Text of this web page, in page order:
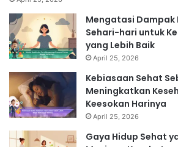
Mengatasi Dampak
Sehari-hari untuk
yang Lebih Baik
April 25, 2026
Kebiasaan Sehat
Meningkatkan
Keesokan Harinya
April 25, 2026
Gaya Hidup Sehat